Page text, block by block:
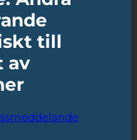
till
av